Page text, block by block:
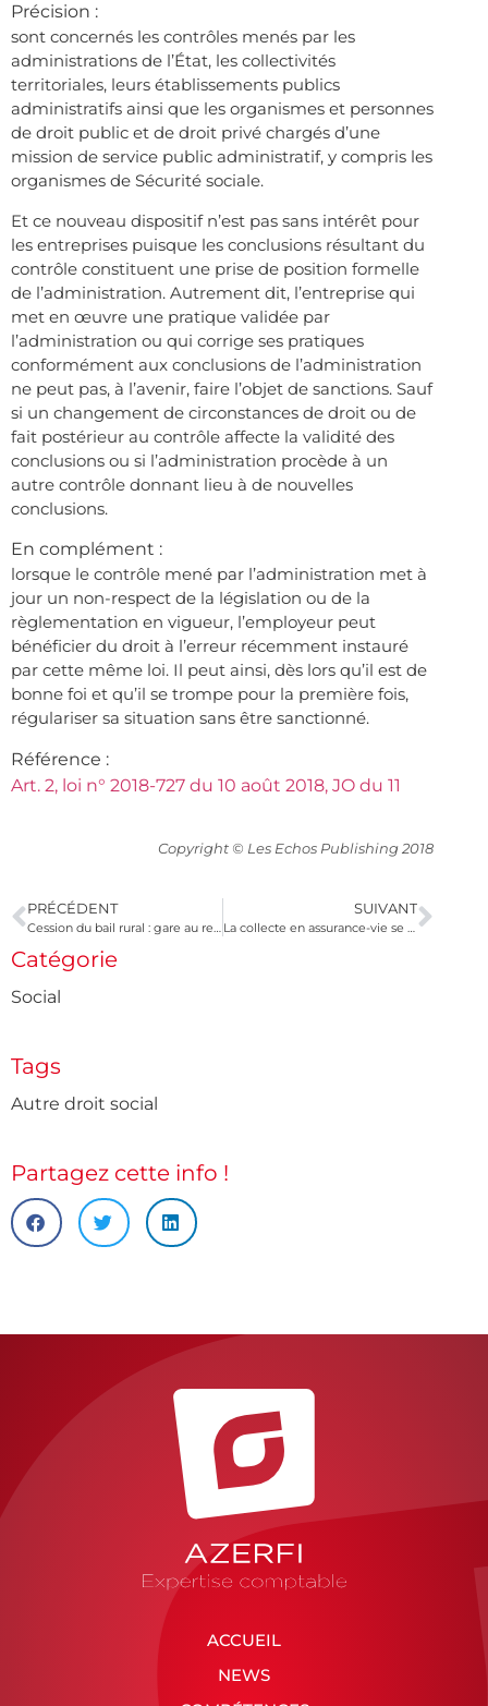
Précision :
sont concernés les contrôles menés par les
administrations de l’État, les collectivités
territoriales, leurs établissements publics
administratifs ainsi que les organismes et personnes
de droit public et de droit privé chargés d’une
mission de service public administratif, y compris les
organismes de Sécurité sociale.
Et ce nouveau dispositif n’est pas sans intérêt pour
les entreprises puisque les conclusions résultant du
contrôle constituent une prise de position formelle
de l’administration. Autrement dit, l’entreprise qui
met en œuvre une pratique validée par
l’administration ou qui corrige ses pratiques
conformément aux conclusions de l’administration
ne peut pas, à l’avenir, faire l’objet de sanctions. Sauf
si un changement de circonstances de droit ou de
fait postérieur au contrôle affecte la validité des
conclusions ou si l’administration procède à un
autre contrôle donnant lieu à de nouvelles
conclusions.
En complément :
lorsque le contrôle mené par l’administration met à
jour un non-respect de la législation ou de la
règlementation en vigueur, l’employeur peut
bénéficier du droit à l’erreur récemment instauré
par cette même loi. Il peut ainsi, dès lors qu’il est de
bonne foi et qu’il se trompe pour la première fois,
régulariser sa situation sans être sanctionné.
Référence :
Art. 2, loi n° 2018-727 du 10 août 2018, JO du 11
Copyright © Les Echos Publishing 2018
PRÉCÉDENT
Cession du bail rural : gare au respect des conditions requises !
SUIVANT
La collecte en assurance-vie se redresse
Catégorie
Social
Tags
Autre droit social
Partagez cette info !
ACCUEIL
NEWS